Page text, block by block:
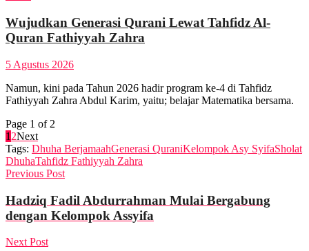
Wujudkan Generasi Qurani Lewat Tahfidz Al-
Quran Fathiyyah Zahra
5 Agustus 2026
Namun, kini pada Tahun 2026 hadir program ke-4 di Tahfidz
Fathiyyah Zahra Abdul Karim, yaitu; belajar Matematika bersama.
Page 1 of 2
1 2Next
Tags: Dhuha BerjamaahGenerasi QuraniKelompok Asy SyifaSholat
DhuhaTahfidz Fathiyyah Zahra
Previous Post
Hadziq Fadil Abdurrahman Mulai Bergabung
dengan Kelompok Assyifa
Next Post